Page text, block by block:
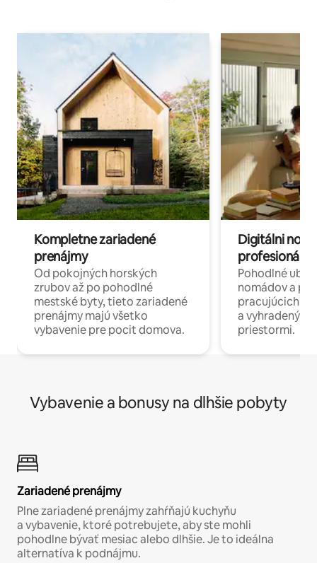
Kompletne zariadené
prenájmy
Od pokojných horských
zrubov až po pohodlné
mestské byty, tieto zariadené
prenájmy majú všetko
vybavenie pre pocit domova.
Digitálni
profesionáli
Pohodlné
nomádov a
pracujúcich
a
priestormi.
Vybavenie a bonusy na dlhšie pobyty
Zariadené prenájmy
Plne zariadené prenájmy zahŕňajú kuchyňu
a vybavenie, ktoré potrebujete, aby ste mohli
pohodlne bývať mesiac alebo dlhšie. Je to ideálna
alternatíva k podnájmu.